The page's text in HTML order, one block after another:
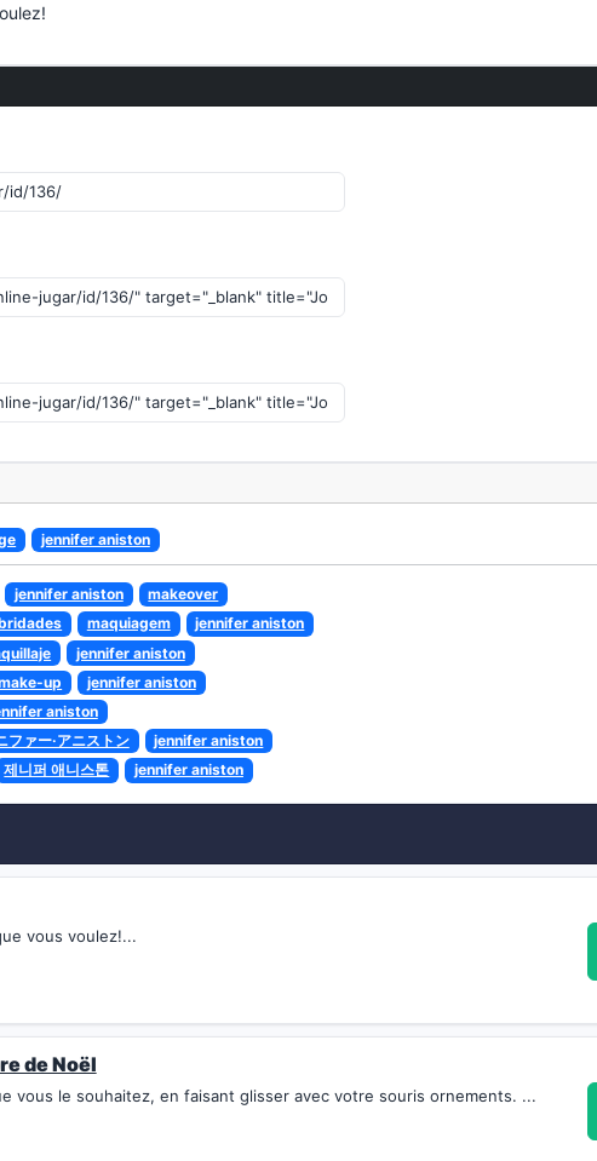
jennifer aniston
jennifer aniston
makeover
maquiagem
jennifer aniston
jennifer aniston
up
jennifer aniston
aniston
ファー·アニストン
jennifer aniston
제니퍼 애니스톤 jennifer aniston
vous voulez!...
de Noël
vous le souhaitez, en faisant glisser avec votre souris ornements. ...